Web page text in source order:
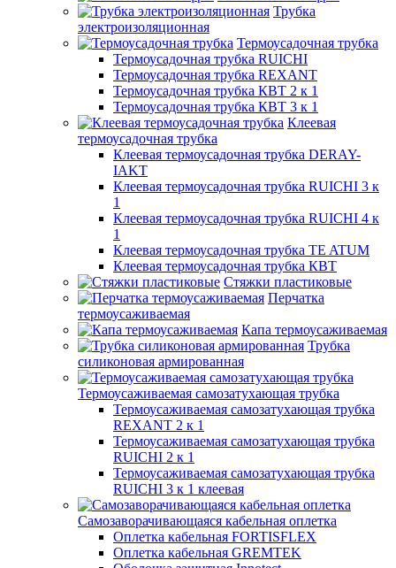
Трубка
электроизоляционная
Термоусадочная трубка
Термоусадочная трубка RUICHI
Термоусадочная трубка REXANT
Термоусадочная трубка КВТ 2 к 1
Термоусадочная трубка КВТ 3 к 1
Клеевая
термоусадочная трубка
Клеевая термоусадочная трубка DERAY-
IAKT
Клеевая термоусадочная трубка RUICHI 3 к
1
Клеевая термоусадочная трубка RUICHI 4 к
1
Клеевая термоусадочная трубка TE ATUM
Клеевая термоусадочная трубка КВТ
Стяжки пластиковые
Перчатка
термоусаживаемая
Капа термоусаживаемая
Трубка
силиконовая армированная
Термоусаживаемая самозатухающая трубка
Термоусаживаемая самозатухающая трубка
REXANT 2 к 1
Термоусаживаемая самозатухающая трубка
RUICHI 2 к 1
Термоусаживаемая самозатухающая трубка
RUICHI 3 к 1 клеевая
Самозаворачивающаяся кабельная оплетка
Оплетка кабельная FORTISFLEX
Оплетка кабельная GREMTEK